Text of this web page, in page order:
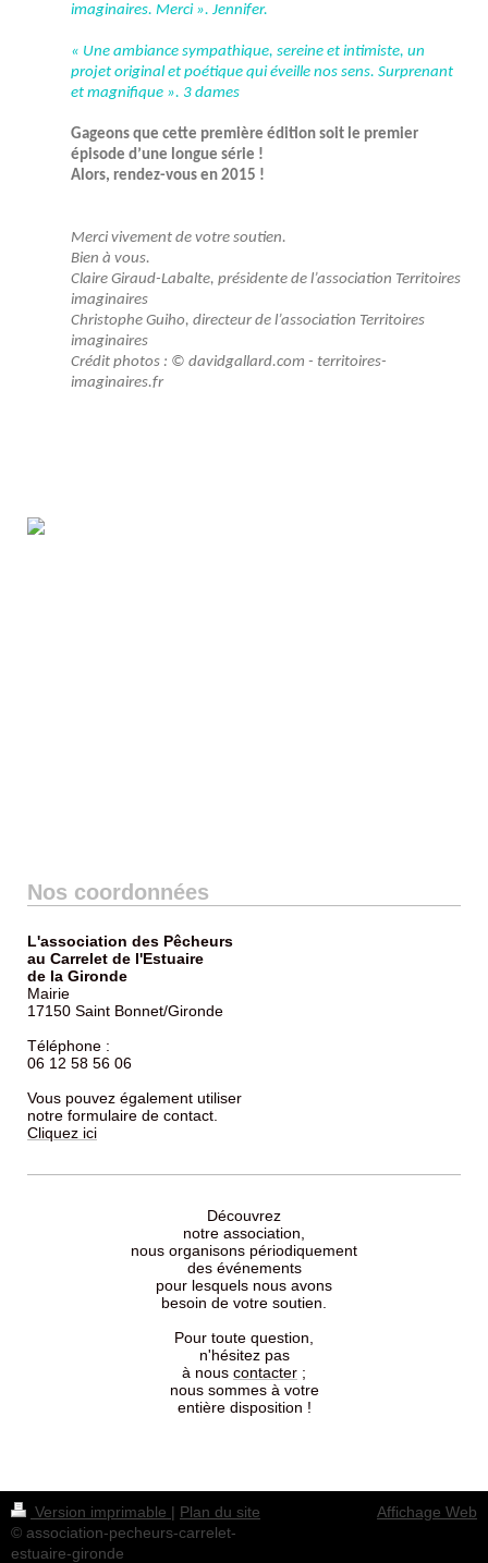
imaginaires. Merci ». Jennifer.
« Une ambiance sympathique, sereine et intimiste, un
projet original et poétique qui éveille nos sens. Surprenant
et magnifique ». 3 dames
Gageons que cette première édition soit le premier
épisode d’une longue série !
Alors, rendez-vous en 2015 !
Merci vivement de votre soutien.
Bien à vous.
Claire Giraud-Labalte, présidente de l’association Territoires
imaginaires
Christophe Guiho, directeur de l’association Territoires
imaginaires
Crédit photos : © davidgallard.com - territoires-
imaginaires.fr
Nos coordonnées
L'association des Pêcheurs
au Carrelet de l'Estuaire
de la Gironde
Mairie
17150 Saint Bonnet/Gironde
Téléphone :
06 12 58 56 06
Vous pouvez également utiliser
notre formulaire de contact.
Cliquez ici
Découvrez
notre association,
nous organisons périodiquement
des événements
pour lesquels nous avons
besoin de votre soutien.
Pour toute question,
n'hésitez pas
à nous contacter ;
nous sommes à votre
entière disposition !
Version imprimable | Plan du site
© association-pecheurs-carrelet-
estuaire-gironde
Affichage Web